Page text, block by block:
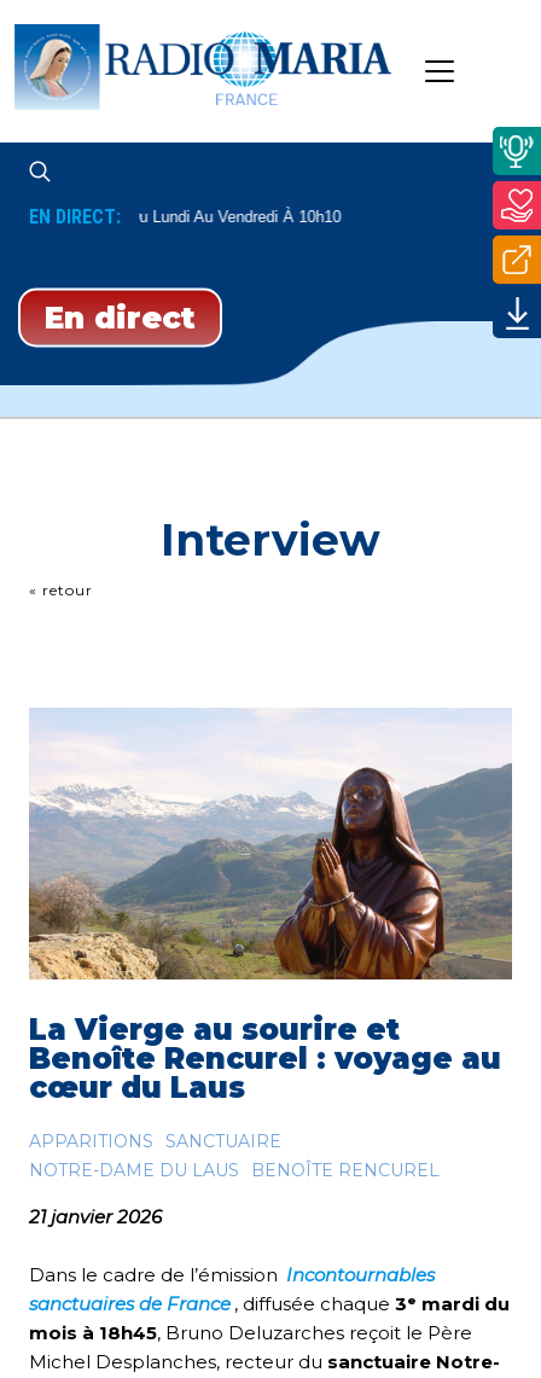
EN DIRECT:
Mathieu Du Lundi Au Vendredi À 10h10
En direct
Interview
« retour
La Vierge au sourire et
Benoîte Rencurel : voyage au
cœur du Laus
APPARITIONS
SANCTUAIRE
NOTRE-DAME DU LAUS
BENOÎTE RENCUREL
21 janvier 2026
Dans le cadre de l’émission Incontournables
sanctuaires de France , diffusée chaque 3ᵉ mardi du
mois à 18h45, Bruno Deluzarches reçoit le Père
Michel Desplanches, recteur du sanctuaire Notre-